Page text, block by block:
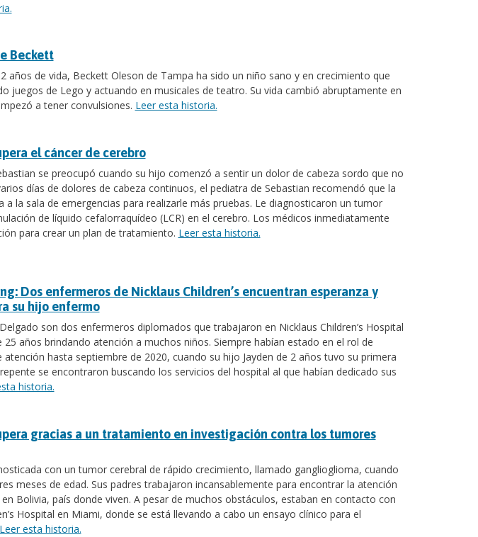
Beckett
años de vida, Beckett Oleson de Tampa ha sido un niño sano y en crecimiento que
juegos de Lego y actuando en musicales de teatro. Su vida cambió abruptamente en
a tener convulsiones. Leer esta historia.
el cáncer de cerebro
se preocupó cuando su hijo comenzó a sentir un dolor de cabeza sordo que no
días de dolores de cabeza continuos, el pediatra de Sebastian recomendó que la
a la sala de emergencias para realizarle más pruebas. Le diagnosticaron un tumor
de líquido cefalorraquídeo (LCR) en el cerebro. Los médicos inmediatamente
para crear un plan de tratamiento. Leer esta historia.
Dos enfermeros de Nicklaus Children’s encuentran esperanza y
su hijo enfermo
son dos enfermeros diplomados que trabajaron en Nicklaus Children’s Hospital
25 años brindando atención a muchos niños. Siempre habían estado en el rol de
atención hasta septiembre de 2020, cuando su hijo Jayden de 2 años tuvo su primera
se encontraron buscando los servicios del hospital al que habían dedicado sus
historia.
gracias a un tratamiento en investigación contra los tumores
con un tumor cerebral de rápido crecimiento, llamado ganglioglioma, cuando
meses de edad. Sus padres trabajaron incansablemente para encontrar la atención
Bolivia, país donde viven. A pesar de muchos obstáculos, estaban en contacto con
Hospital en Miami, donde se está llevando a cabo un ensayo clínico para el
Leer esta historia.